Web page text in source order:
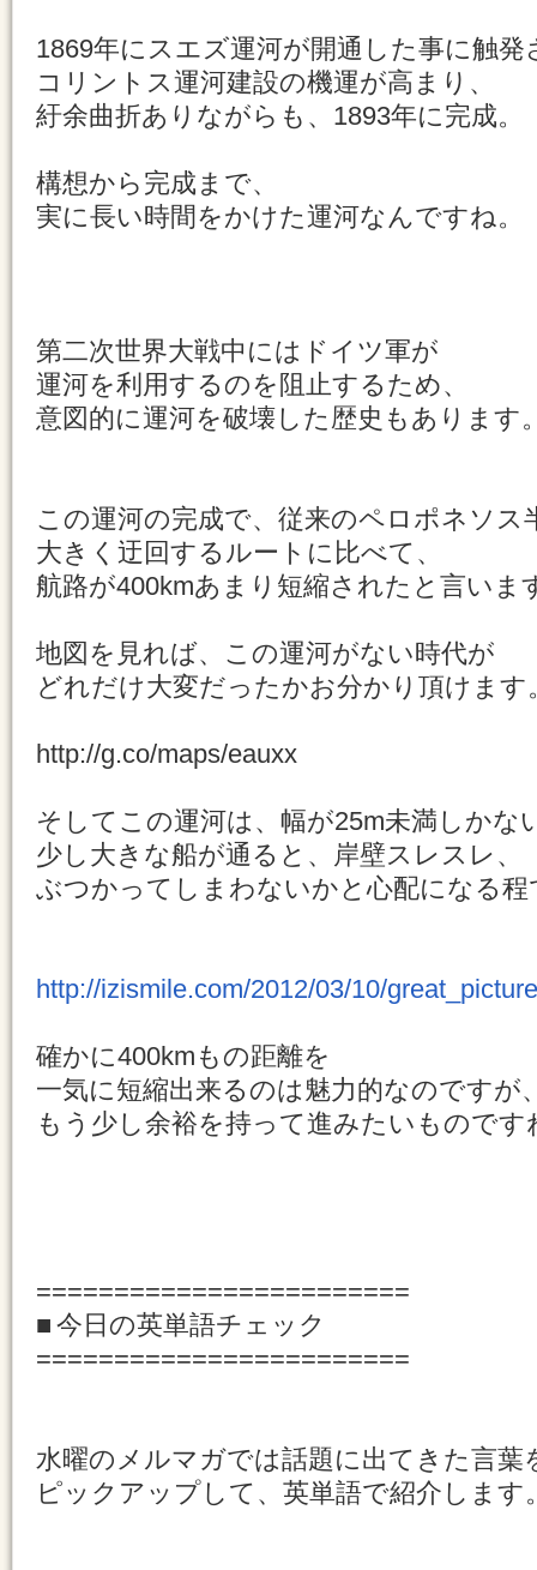
1869年にスエズ運河が開通した事に触発
コリントス運河建設の機運が高まり、
紆余曲折ありながらも、1893年に完成。
構想から完成まで、
実に長い時間をかけた運河なんですね。
第二次世界大戦中にはドイツ軍が
運河を利用するのを阻止するため、
意図的に運河を破壊した歴史もあります
この運河の完成で、従来のペロポネソス
大きく迂回するルートに比べて、
航路が400kmあまり短縮されたと言いま
地図を見れば、この運河がない時代が
どれだけ大変だったかお分かり頂けます
http://g.co/maps/eauxx
そしてこの運河は、幅が25m未満しかな
少し大きな船が通ると、岸壁スレスレ、
ぶつかってしまわないかと心配になる程
http://izismile.com/2012/03/10/
確かに400kmもの距離を
一気に短縮出来るのは魅力的なのですが
もう少し余裕を持って進みたいものです
========================
■ 今日の英単語チェック
========================
水曜のメルマガでは話題に出てきた言葉
ピックアップして、英単語で紹介します